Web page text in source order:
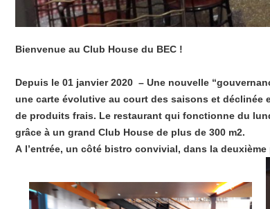
Bienvenue au Club House du BEC !
Depuis le 01 janvier 2020 – Une nouvelle
une carte évolutive au court des saisons et déclinée
de produits frais. Le restaurant qui fonctionne du
grâce à un grand Club House de plus de 300 m2.
A l’entrée, un côté bistro convivial, dans la